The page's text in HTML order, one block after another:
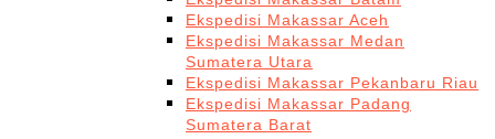
Ekspedisi Makassar Aceh
Ekspedisi Makassar Medan
Sumatera Utara
Ekspedisi Makassar Pekanbaru Riau
Ekspedisi Makassar Padang
Sumatera Barat